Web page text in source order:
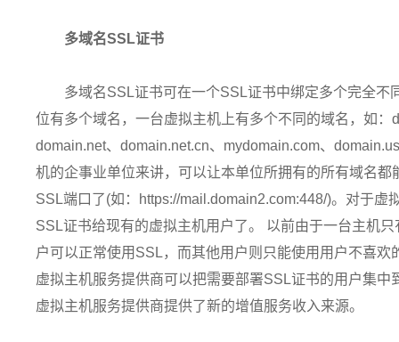
多域名SSL证书
多域名SSL证书可在一个SSL证书中绑定多个完全
位有多个域名，一台虚拟主机上有多个不同的域名，如
domain.net、domain.net.cn、mydomain.com、
机的企事业单位来讲，可以让本单位所拥有的所有域名
SSL端口了(如：https://mail.domain2.com:448/)。对于虚
SSL证书给现有的虚拟主机用户了。 以前由于一台主机
户可以正常使用SSL，而其他用户则只能使用用户不喜
虚拟主机服务提供商可以把需要部署SSL证书的用户集
虚拟主机服务提供商提供了新的增值服务收入来源。